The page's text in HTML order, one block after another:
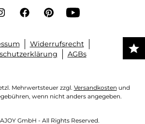
Widerrufsrecht
AGBs
Mehrwertsteuer zzgl. Versandkosten und
wenn nicht anders angegeben.
GmbH - All Rights Reserved.